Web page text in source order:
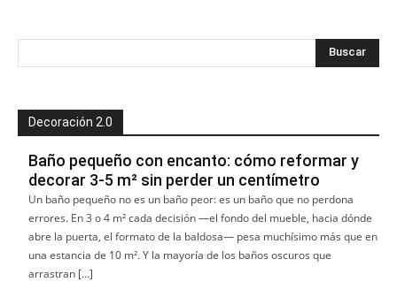
Decoración 2.0
Baño pequeño con encanto: cómo reformar y
decorar 3-5 m² sin perder un centímetro
Un baño pequeño no es un baño peor: es un baño que no perdona
errores. En 3 o 4 m² cada decisión —el fondo del mueble, hacia dónde
abre la puerta, el formato de la baldosa— pesa muchísimo más que en
una estancia de 10 m². Y la mayoría de los baños oscuros que
arrastran […]